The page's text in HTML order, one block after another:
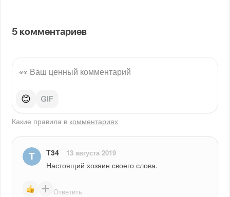
5 комментариев
😊
Какие правила в комментариях
T34 13 августа 2019
Настоящий хозяин своего слова.
Ответить